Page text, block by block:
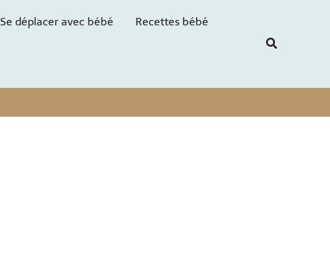
Se déplacer avec bébé Recettes bébé
Rechercher
r